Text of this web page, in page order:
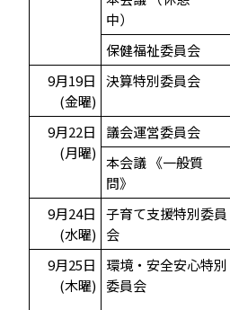
中）
保健福祉委員会
9月19日
(金曜)
決算特別委員会
9月22日
(月曜)
議会運営委員会
本会議 《一般質
問》
9月24日
(水曜)
子育て支援特別委員
会
9月25日
(木曜)
環境・安全安心特別
委員会